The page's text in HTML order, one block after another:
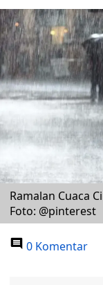
Ramalan Cuaca
Foto: @pinterest
0 Komentar